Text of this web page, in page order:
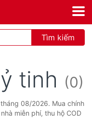
Tìm kiếm
tinh (0)
08/2026. Mua chính
miễn phí, thu hộ COD